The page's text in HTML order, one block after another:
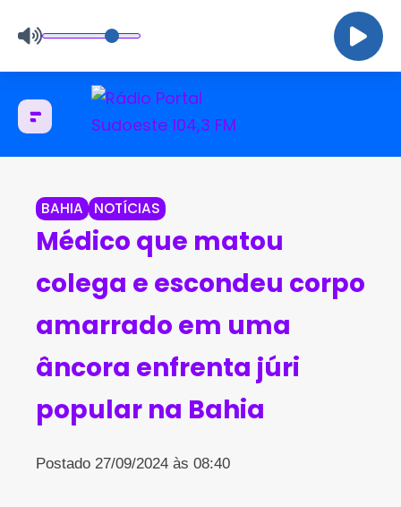
BAHIA NOTÍCIAS
Médico que matou
colega e escondeu corpo
amarrado em uma
âncora enfrenta júri
popular na Bahia
Postado 27/09/2024 às 08:40